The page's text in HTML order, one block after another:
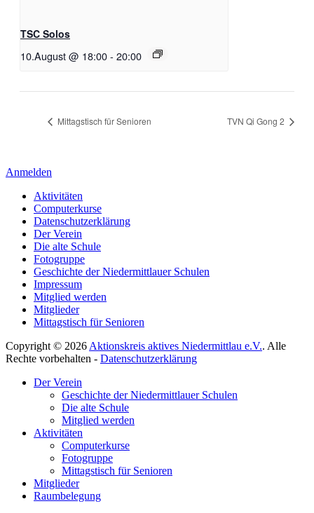
TSC Solos
10.August @ 18:00- 20:00
Mittagstisch für Senioren TVN Qi Gong 2
Anmelden
Aktivitäten
Computerkurse
Datenschutzerklärung
Der Verein
Die alte Schule
Fotogruppe
Geschichte der Niedermittlauer Schulen
Impressum
Mitglied werden
Mitglieder
Mittagstisch für Senioren
Copyright © 2026 Aktionskreis aktives Niedermittlau e.V.. Alle
Rechte vorbehalten - Datenschutzerklärung
scrollenDer Verein
Geschichte der Niedermittlauer Schulen
Die alte Schule
Mitglied werden
Aktivitäten
Computerkurse
Fotogruppe
Mittagstisch für Senioren
Mitglieder
Raumbelegung